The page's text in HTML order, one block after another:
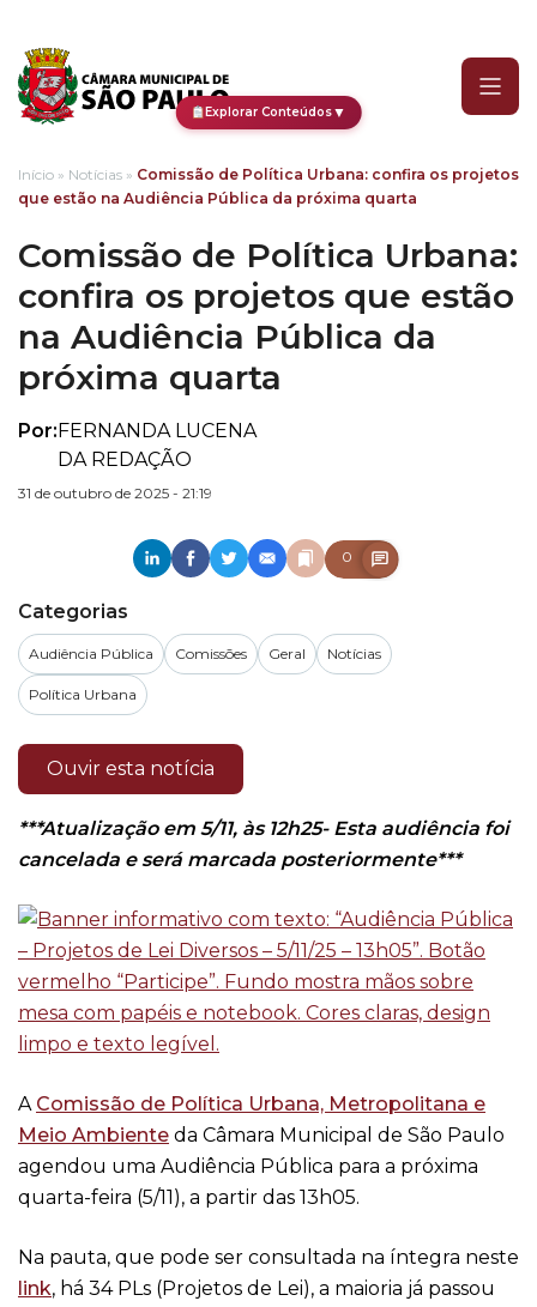
Explorar Conteúdos▼
Início » Notícias » Comissão de Política Urbana: confira os projetos
que estão na Audiência Pública da próxima quarta
Comissão de Política Urbana:
confira os projetos que estão
na Audiência Pública da
próxima quarta
Por:FERNANDA LUCENA
DA REDAÇÃO
31 de outubro de 2025 - 21:19
0
Categorias
Audiência Pública Comissões Geral Notícias
Política Urbana
Ouvir esta notícia
***Atualização em 5/11, às 12h25- Esta audiência foi
cancelada e será marcada posteriormente***
A Comissão de Política Urbana, Metropolitana e
Meio Ambiente da Câmara Municipal de São Paulo
agendou uma Audiência Pública para a próxima
quarta-feira (5/11), a partir das 13h05.
Na pauta, que pode ser consultada na íntegra neste
link, há 34 PLs (Projetos de Lei), a maioria já passou